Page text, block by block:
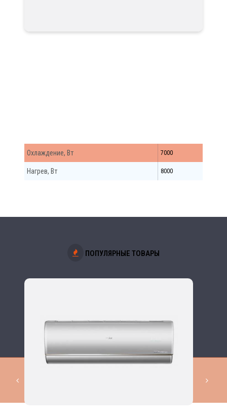
Охлаждение, Вт 7000
Нагрев, Вт 8000
ПОПУЛЯРНЫЕ ТОВАРЫ